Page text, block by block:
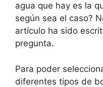
agua que hay es la
según sea el caso?
artículo ha sido
pregunta.
Para poder
diferentes tipos de